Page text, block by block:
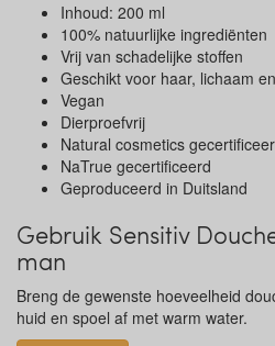
Inhoud: 200 ml
100% natuurlijke ingrediënten
Vrij van schadelijke stoffen
Geschikt voor haar, lichaam
Vegan
Dierproefvrij
Natural cosmetics
NaTrue gecertificeerd
Geproduceerd in Duitsland
Gebruik Sensitiv
man
Breng de gewenste hoeveelheid
huid en spoel af met warm water.